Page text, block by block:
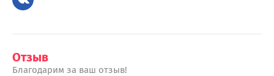
Отзыв
Благодарим за ваш отзыв!